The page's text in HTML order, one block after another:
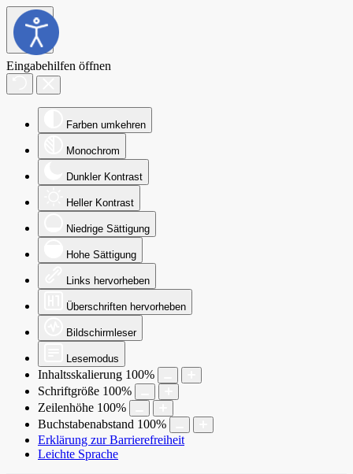
Eingabehilfen öffnen
Farben umkehren
Monochrom
Dunkler Kontrast
Heller Kontrast
Niedrige Sättigung
Hohe Sättigung
Links hervorheben
Überschriften hervorheben
Bildschirmleser
Lesemodus
Inhaltsskalierung 100%
Schriftgröße 100%
Zeilenhöhe 100%
Buchstabenabstand 100%
Erklärung zur Barrierefreiheit
Leichte Sprache